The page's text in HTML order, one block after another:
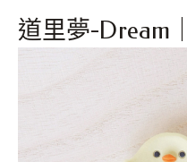
道里夢-Dream